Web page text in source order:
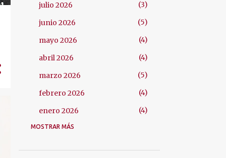
julio 2026
3
junio 2026
5
mayo 2026
4
abril 2026
4
marzo 2026
5
febrero 2026
4
enero 2026
4
2025
MOSTRAR MÁS